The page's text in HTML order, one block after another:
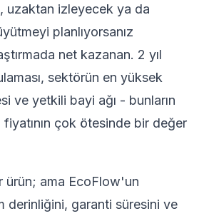
uzaktan izleyecek ya da
planlıyorsanız
net kazanan. 2 yıl
sektörün en yüksek
ve yetkili bayi ağı - bunların
fiyatının çok ötesinde bir değer
ürün; ama EcoFlow'un
derinliğini, garanti süresini ve